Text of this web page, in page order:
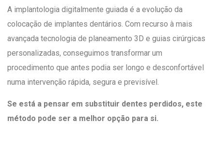
A implantologia digitalmente guiada é a evolução da
colocação de implantes dentários. Com recurso à mais
avançada tecnologia de planeamento 3D e guias cirúrgicas
personalizadas, conseguimos transformar um
procedimento que antes podia ser longo e desconfortável
numa intervenção rápida, segura e previsível.
Se está a pensar em substituir dentes perdidos, este
método pode ser a melhor opção para si.